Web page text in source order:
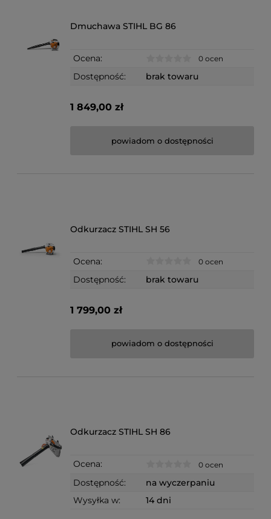
Dmuchawa STIHL BG 86
Ocena: 0 ocen
Dostępność: brak towaru
1 849,00 zł
powiadom o dostępności
Odkurzacz STIHL SH 56
Ocena: 0 ocen
Dostępność: brak towaru
1 799,00 zł
powiadom o dostępności
Odkurzacz STIHL SH 86
Ocena: 0 ocen
Dostępność:
na wyczerpaniu
Wysyłka w:
14 dni